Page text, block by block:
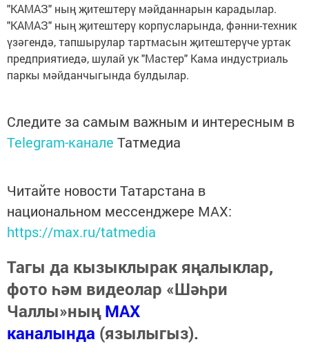
"КАМАЗ" ның җитештерү мәйданнарын карадылар.
"КАМАЗ" ның җитештерү корпусларында, фәнни-техник
үзәгендә, тапшырулар тартмасын җитештерүче уртак
предприятиедә, шулай ук "Мастер" Кама индустриаль
паркы мәйданчыгында булдылар.
Следите за самым важным и интересным в
Telegram-канале Татмедиа
Читайте новости Татарстана в
национальном мессенджере MАХ:
https://max.ru/tatmedia
Тагы да кызыклырак яңалыклар,
фото һәм видеолар «Шәһри
Чаллы»ныңMAX
каналында (язылыгыз).